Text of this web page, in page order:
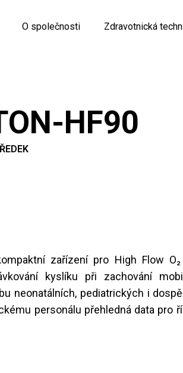
O společnosti Zdravotnická
HF90
zařízení pro High Flow
kyslíku při zachování
neonatálních, pediatrických i
personálu přehledná data pro